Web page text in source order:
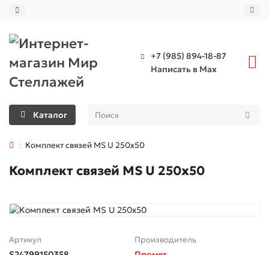
+7 (985) 894-18-87
Написать в Max
Каталог
Комплект связей MS U 250x50
Комплект связей MS U 250x50
Артикул Производитель